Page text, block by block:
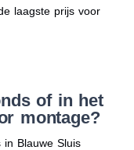
laagste prijs voor
of in het
montage?
in Blauwe Sluis